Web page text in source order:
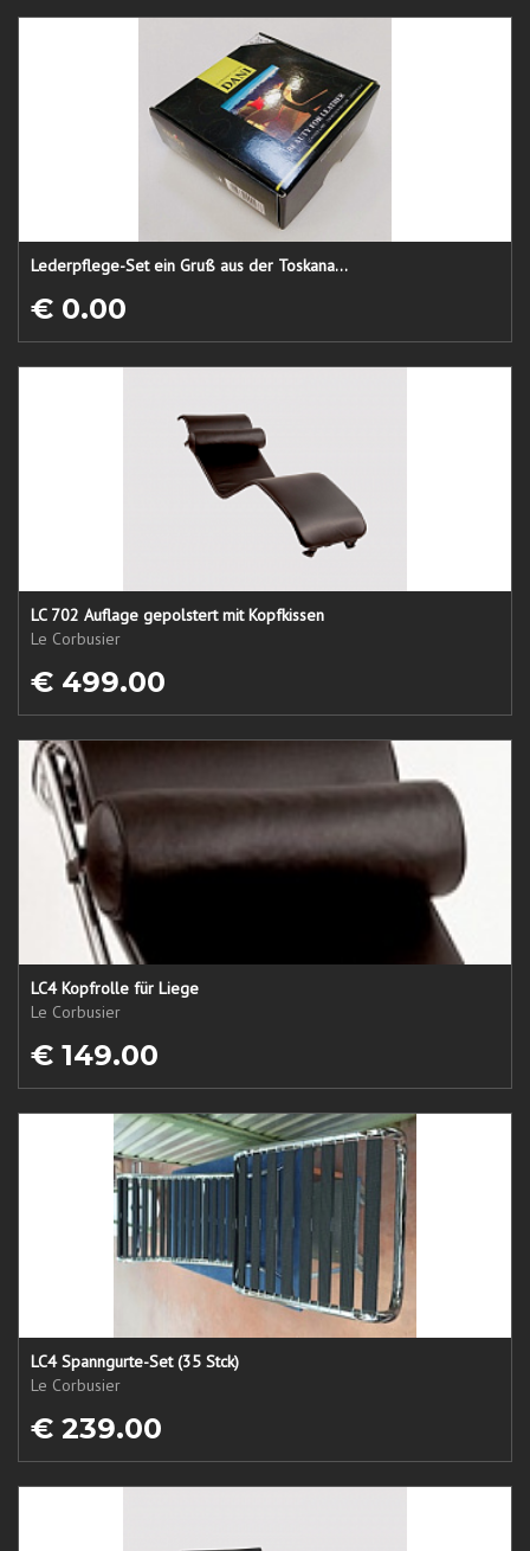
Lederpflege-Set ein Gruß aus der Toskana...
€ 0.00
LC 702 Auflage gepolstert mit Kopfkissen
Le Corbusier
€ 499.00
LC4 Kopfrolle für Liege
Le Corbusier
€ 149.00
LC4 Spanngurte-Set (35 Stck)
Le Corbusier
€ 239.00